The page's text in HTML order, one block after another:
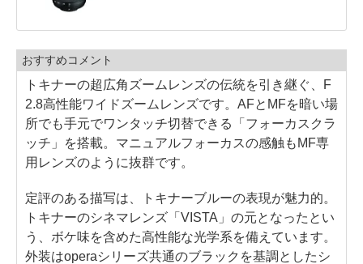
おすすめコメント
トキナーの超広角ズームレンズの伝統を引き継ぐ、F
2.8高性能ワイドズームレンズです。AFとMFを暗い場
所でも手元でワンタッチ切替できる「フォーカスクラ
ッチ」を搭載。マニュアルフォーカスの感触もMF専
用レンズのように抜群です。
定評のある描写は、トキナーブルーの表現が魅力的。
トキナーのシネマレンズ「VISTA」の元となったとい
う、ボケ味を含めた高性能な光学系を備えています。
外装はoperaシリーズ共通のブラックを基調としたシ